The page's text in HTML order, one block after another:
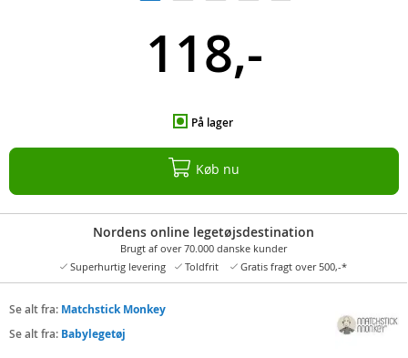
118,-
På lager
Køb nu
Nordens online legetøjsdestination
Brugt af over 70.000 danske kunder
Superhurtig levering
Toldfrit Gratis fragt over 500,-*
Se alt fra: Matchstick Monkey
Se alt fra: Babylegetøj